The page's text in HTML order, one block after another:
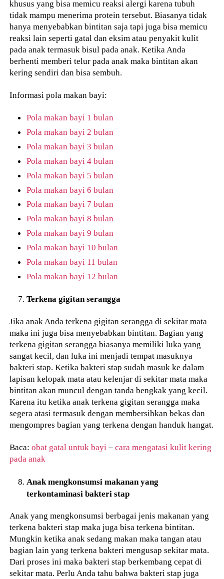
khusus yang bisa memicu reaksi alergi karena tubuh
tidak mampu menerima protein tersebut. Biasanya tidak
hanya menyebabkan bintitan saja tapi juga bisa memicu
reaksi lain seperti gatal dan eksim atau penyakit kulit
pada anak termasuk bisul pada anak. Ketika Anda
berhenti memberi telur pada anak maka bintitan akan
kering sendiri dan bisa sembuh.
Informasi pola makan bayi:
Pola makan bayi 1 bulan
Pola makan bayi 2 bulan
Pola makan bayi 3 bulan
Pola makan bayi 4 bulan
Pola makan bayi 5 bulan
Pola makan bayi 6 bulan
Pola makan bayi 7 bulan
Pola makan bayi 8 bulan
Pola makan bayi 9 bulan
Pola makan bayi 10 bulan
Pola makan bayi 11 bulan
Pola makan bayi 12 bulan
Terkena gigitan serangga
Jika anak Anda terkena gigitan serangga di sekitar mata
maka ini juga bisa menyebabkan bintitan. Bagian yang
terkena gigitan serangga biasanya memiliki luka yang
sangat kecil, dan luka ini menjadi tempat masuknya
bakteri stap. Ketika bakteri stap sudah masuk ke dalam
lapisan kelopak mata atau kelenjar di sekitar mata maka
bintitan akan muncul dengan tanda bengkak yang kecil.
Karena itu ketika anak terkena gigitan serangga maka
segera atasi termasuk dengan membersihkan bekas dan
mengompres bagian yang terkena dengan handuk hangat.
Baca:obat gatal untuk bayi –cara mengatasi kulit kering
pada anak
Anak mengkonsumsi makanan yang
terkontaminasi bakteri stap
Anak yang mengkonsumsi berbagai jenis makanan yang
terkena bakteri stap maka juga bisa terkena bintitan.
Mungkin ketika anak sedang makan maka tangan atau
bagian lain yang terkena bakteri mengusap sekitar mata.
Dari proses ini maka bakteri stap berkembang cepat di
sekitar mata. Perlu Anda tahu bahwa bakteri stap juga